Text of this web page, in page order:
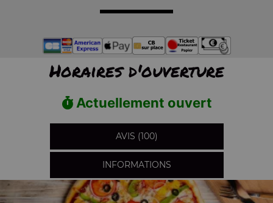
Horaires d'ouverture
Actuellement ouvert
AVIS (100)
INFORMATIONS